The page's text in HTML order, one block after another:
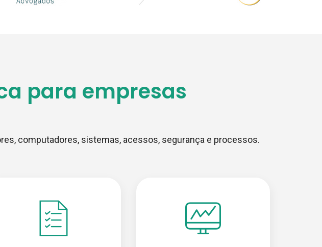
para empresas
computadores, sistemas, acessos, segurança e processos.